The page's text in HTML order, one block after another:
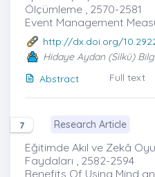
Ölçümleme , 2570-2581
Event Management
http://dx.doi.org/
Hidaye Aydan (Silkü)
Abstract
Full text
7 Research Article
Eğitimde Akıl ve Zekâ
Faydaları , 2582-2594
Benefits Of Using Mind